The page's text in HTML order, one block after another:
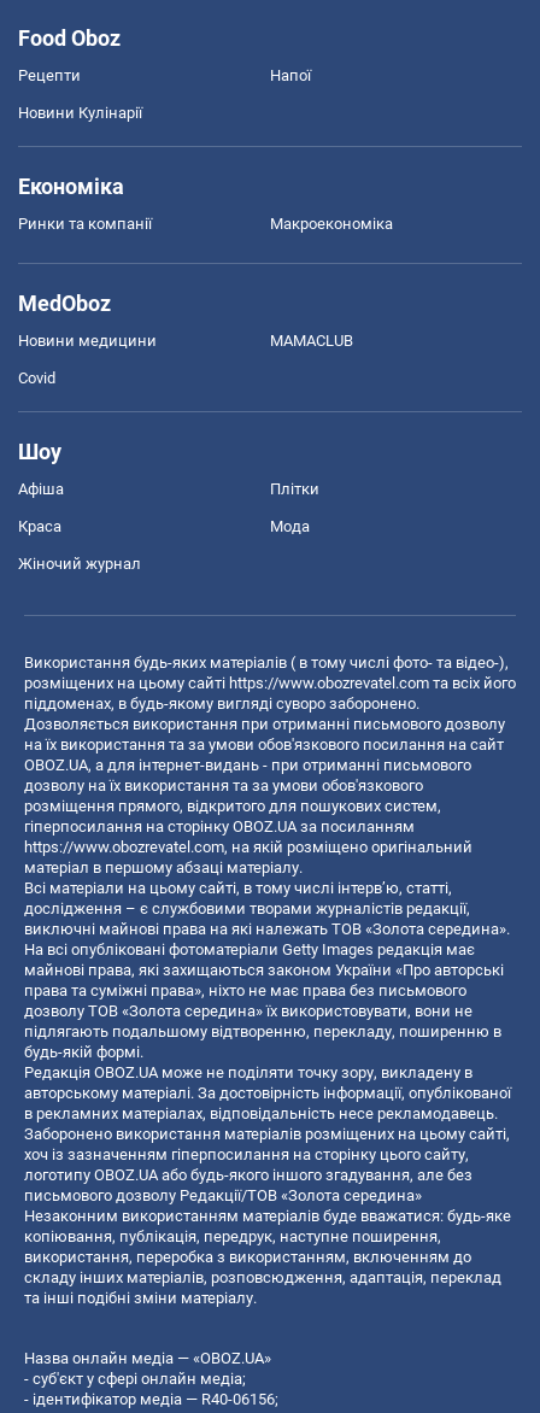
Food Oboz
Рецепти Напої
Новини Кулінарії
Економіка
Ринки та компанії Макроекономіка
MedOboz
Новини медицини MAMACLUB
Covid
Шоу
Афіша Плітки
Краса Мода
Жіночий журнал
Використання будь-яких матеріалів ( в тому числі фото- та відео-),
розміщених на цьому сайті https://www.obozrevatel.com та всіх його
піддоменах, в будь-якому вигляді суворо заборонено.
Дозволяється використання при отриманні письмового дозволу
на їх використання та за умови обов'язкового посилання на сайт
OBOZ.UA, а для інтернет-видань - при отриманні письмового
дозволу на їх використання та за умови обов'язкового
розміщення прямого, відкритого для пошукових систем,
гіперпосилання на сторінку OBOZ.UA за посиланням
https://www.obozrevatel.com, на якій розміщено оригінальний
матеріал в першому абзаці матеріалу.
Всі матеріали на цьому сайті, в тому числі інтерв’ю, статті,
дослідження – є службовими творами журналістів редакції,
виключні майнові права на які належать ТОВ «Золота середина».
На всі опубліковані фотоматеріали Getty Images редакція має
майнові права, які захищаються законом України «Про авторські
права та суміжні права», ніхто не має права без письмового
дозволу ТОВ «Золота середина» їх використовувати, вони не
підлягають подальшому відтворенню, перекладу, поширенню в
будь-якій формі.
Редакція OBOZ.UA може не поділяти точку зору, викладену в
авторському матеріалі. За достовірність інформації, опублікованої
в рекламних матеріалах, відповідальність несе рекламодавець.
Заборонено використання матеріалів розміщених на цьому сайті,
хоч із зазначенням гіперпосилання на сторінку цього сайту,
логотипу OBOZ.UA або будь-якого іншого згадування, але без
письмового дозволу Редакції/ТОВ «Золота середина»
Незаконним використанням матеріалів буде вважатися: будь-яке
копiювання, публiкацiя, передрук, наступне поширення,
використання, переробка з використанням, включенням до
складу інших матеріалів, розповсюдження, адаптація, переклад
та інші подібні зміни матеріалу.
Назва онлайн медіа — «OBOZ.UA»
- суб'єкт у сфері онлайн медіа;
- ідентифікатор медіа — R40-06156;